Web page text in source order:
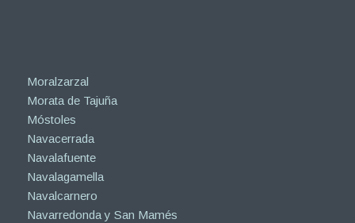
Moralzarzal
Morata de Tajuña
Móstoles
Navacerrada
Navalafuente
Navalagamella
Navalcarnero
Navarredonda y San Mamés